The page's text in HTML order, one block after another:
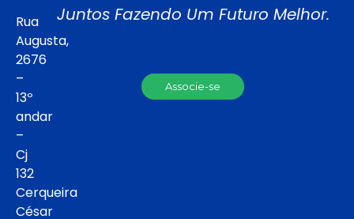
Rua
Augusta,
2676
–
13º
andar
–
Cj
132
Cerqueira
César
Juntos Fazendo Um Futuro Melhor.
Associe-se